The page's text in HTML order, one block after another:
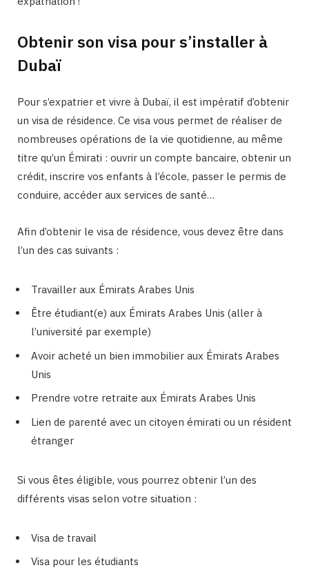
Obtenir son visa pour s’installer à
Dubaï
Pour s’expatrier et vivre à Dubaï, il est impératif d’obtenir
un visa de résidence. Ce visa vous permet de réaliser de
nombreuses opérations de la vie quotidienne, au même
titre qu’un Émirati : ouvrir un compte bancaire, obtenir un
crédit, inscrire vos enfants à l’école, passer le permis de
conduire, accéder aux services de santé…
Afin d’obtenir le visa de résidence, vous devez être dans
l’un des cas suivants :
Travailler aux Émirats Arabes Unis
Être étudiant(e) aux Émirats Arabes Unis (aller à
l’université par exemple)
Avoir acheté un bien immobilier aux Émirats Arabes
Unis
Prendre votre retraite aux Émirats Arabes Unis
Lien de parenté avec un citoyen émirati ou un résident
étranger
Si vous êtes éligible, vous pourrez obtenir l’un des
différents visas selon votre situation :
Visa de travail
Visa pour les étudiants